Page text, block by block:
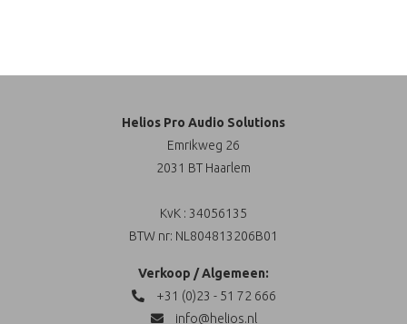
Helios Pro Audio Solutions
Emrikweg 26
2031 BT Haarlem
KvK : 34056135
BTW nr: NL804813206B01
Verkoop / Algemeen:
+31 (0)23 - 51 72 666
info@helios.nl